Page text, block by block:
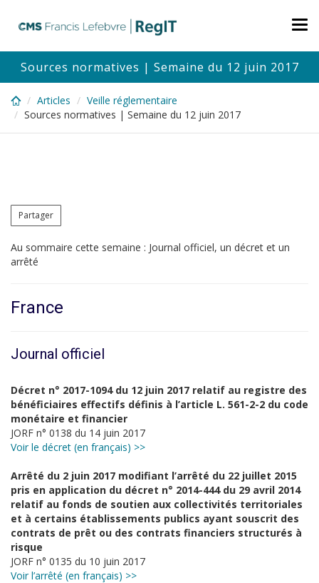
content
Sources normatives | Semaine du 12 juin 2017
Articles
Veille réglementaire
Sources normatives | Semaine du 12 juin 2017
Partager
Au sommaire cette semaine : Journal officiel, un décret et un
arrêté
France
Journal officiel
Décret n° 2017-1094 du 12 juin 2017 relatif au registre des
bénéficiaires effectifs définis à l’article L. 561-2-2 du code
monétaire et financier
JORF n° 0138 du 14 juin 2017
Voir le décret (en français) >>
Arrêté du 2 juin 2017 modifiant l’arrêté du 22 juillet 2015
pris en application du décret n° 2014-444 du 29 avril 2014
relatif au fonds de soutien aux collectivités territoriales
et à certains établissements publics ayant souscrit des
contrats de prêt ou des contrats financiers structurés à
risque
JORF n° 0135 du 10 juin 2017
Voir l’arrêté (en français) >>